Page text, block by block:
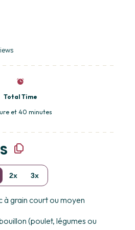
Total Time
et 40 minutes
2x 3x
à grain court ou moyen
(poulet, légumes ou